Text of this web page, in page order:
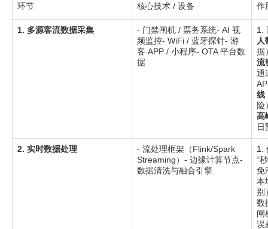
环节 核心技术 / 设备 作
1. 多源客流数据采集
- 门禁闸机 / 票务系统- AI 视
频监控- WiFi / 蓝牙探针- 游
客 APP / 小程序- OTA 平台数
据
1.
据
流
通
线
险
高
日
2. 实时数据处理
- 流处理框架（Flink/Spark
Streaming）- 边缘计算节点-
数据清洗与融合引擎
1.
“
免
本
别
数
闸
误